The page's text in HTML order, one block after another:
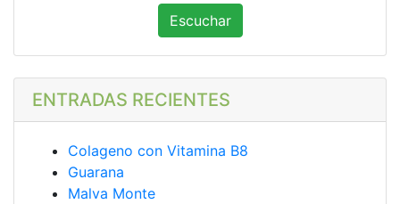
Escuchar
ENTRADAS RECIENTES
Colageno con Vitamina B8
Guarana
Malva Monte